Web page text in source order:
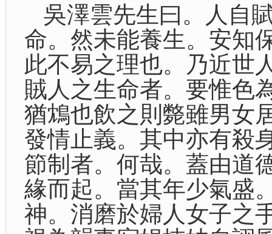
吳澤雲先生曰。人自
命。然未能養生。安知
此不易之理也。乃近世
賊人之生命者。要惟色
猶鴆也飲之則斃雖男女
發情止義。其中亦有殺
節制者。何哉。蓋由道
緣而起。當其年少氣盛
神。消磨於婦人女子之